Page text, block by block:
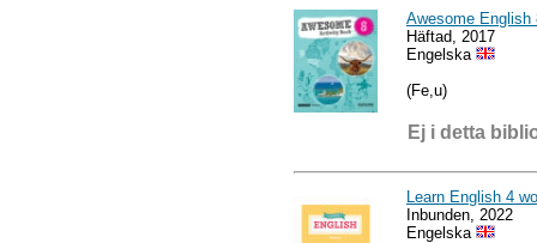
Awesome
Häftad, 2017
Engelska
(Fe,u)
Ej i detta
Learn English 4
Inbunden, 2022
Engelska